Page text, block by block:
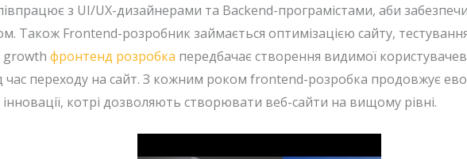
з UI/UX-дизайнерами та Backend-програмістами, аби
Також Frontend-розробник займається оптимізацією сайту,
growth фронтенд розробка передбачає створення видимої
час переходу на сайт. З кожним роком frontend-розробка продовжує
інновації, котрі дозволяють створювати веб-сайти на вищому рівні.